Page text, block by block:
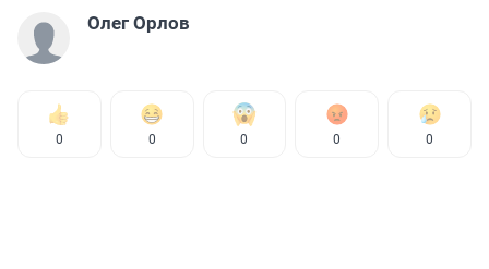
Олег Орлов
0 0 0 0 0